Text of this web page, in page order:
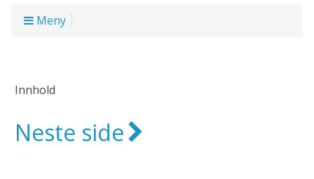
Meny
Innhold
Neste side